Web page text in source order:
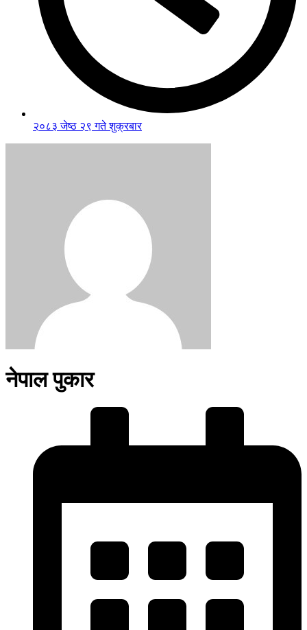
२०८३ जेष्ठ २९ गते शुक्रबार
नेपाल पुकार